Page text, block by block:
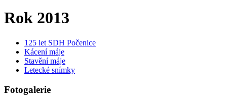
Rok 2013
125 let SDH Počenice
Kácení máje
Stavění máje
Letecké snímky
Fotogalerie